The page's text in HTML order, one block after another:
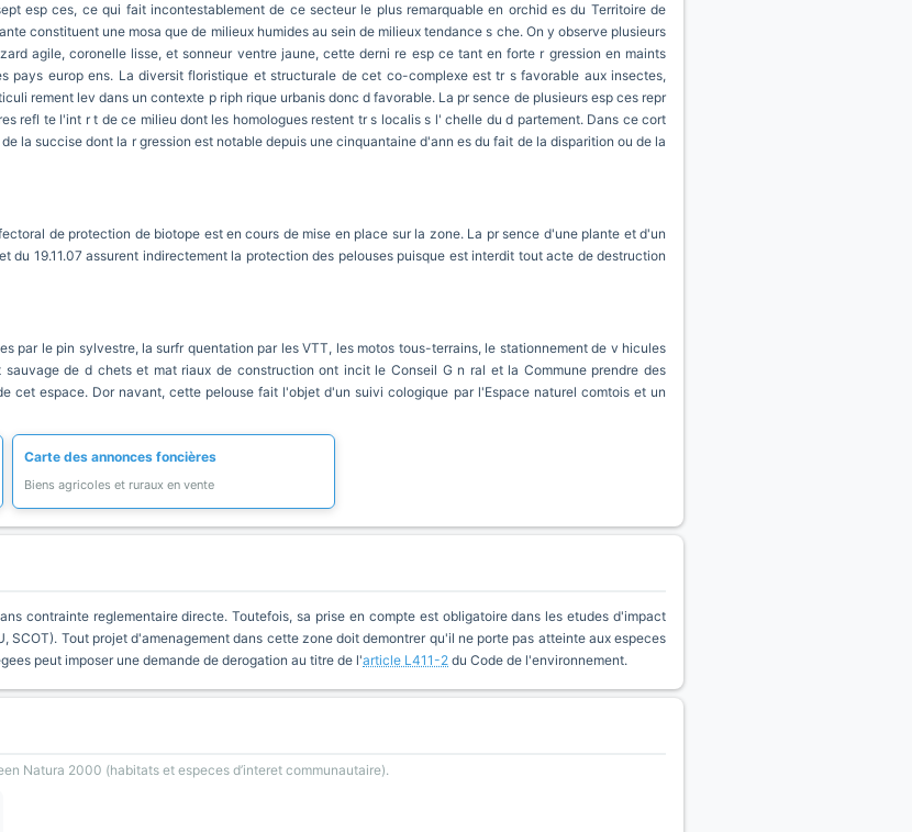
esp ces, ce qui fait incontestablement de ce secteur le plus remarquable en orchid es du Territoire de
constituent une mosa que de milieux humides au sein de milieux tendance s che. On y observe plusieurs
agile, coronelle lisse, et sonneur ventre jaune, cette derni re esp ce tant en forte r gression en maints
pays europ ens. La diversit floristique et structurale de cet co-complexe est tr s favorable aux insectes,
rement lev dans un contexte p riph rique urbanis donc d favorable. La pr sence de plusieurs esp ces repr
refl te l'int r t de ce milieu dont les homologues restent tr s localis s l' chelle du d partement. Dans ce cort
la succise dont la r gression est notable depuis une cinquantaine d'ann es du fait de la disparition ou de la
de protection de biotope est en cours de mise en place sur la zone. La pr sence d'une plante et d'un
du 19.11.07 assurent indirectement la protection des pelouses puisque est interdit tout acte de destruction
par le pin sylvestre, la surfr quentation par les VTT, les motos tous-terrains, le stationnement de v hicules
de d chets et mat riaux de construction ont incit le Conseil G n ral et la Commune prendre des
cet espace. Dor navant, cette pelouse fait l'objet d'un suivi cologique par l'Espace naturel comtois et un
Carte des annonces foncières
Biens agricoles et ruraux en vente
contrainte reglementaire directe. Toutefois, sa prise en compte est obligatoire dans les etudes d'impact
SCOT). Tout projet d'amenagement dans cette zone doit demontrer qu'il ne porte pas atteinte aux especes
peut imposer une demande de derogation au titre de l'article L411-2 du Code de l'environnement.
Natura 2000 (habitats et especes d’interet communautaire).